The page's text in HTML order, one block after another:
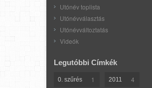
Utónév toplista
Utónévválasztás
Utónévváltoztatás
Videók
Legutóbbi Címkék
0. szűrés 1 2011 4